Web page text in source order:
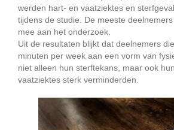
werden hart- en vaatziektes en
tijdens de studie. De meeste
mee aan het onderzoek.
Uit de resultaten blijkt dat deelnemers
minuten per week aan een vorm van
niet alleen hun sterftekans, maar ook
vaatziektes sterk verminderden.